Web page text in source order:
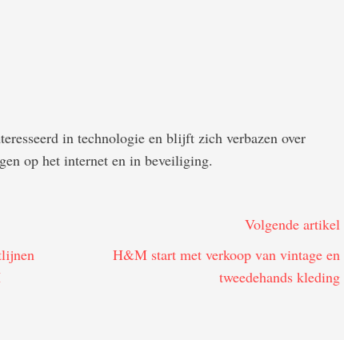
in technologie en blijft zich verbazen over
op het internet en in beveiliging.
Volgende artikel
H&M start met verkoop van vintage en
tweedehands kleding